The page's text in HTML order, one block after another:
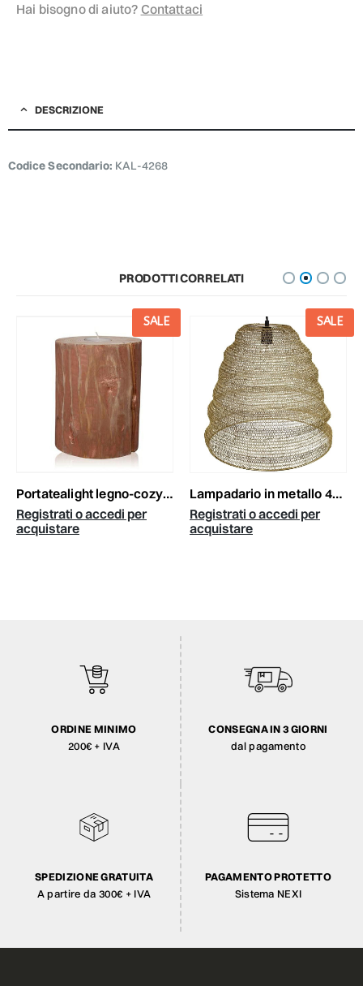
Hai bisogno di aiuto? Contattaci
DESCRIZIONE
Codice Secondario: KAL-4268
PRODOTTI CORRELATI
SALE
portatealight legno-cozy- d11 h13 rame
Registrati o accedi per
acquistare
SALE
lampadario in metallo 43x43x40 cm oro
Registrati o accedi per
acquistare
ORDINE MINIMO
200€ + IVA
CONSEGNA IN 3 GIORNI
dal pagamento
SPEDIZIONE GRATUITA
A partire da 300€ + IVA
PAGAMENTO PROTETTO
Sistema NEXI